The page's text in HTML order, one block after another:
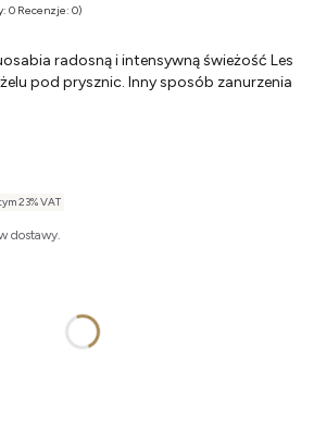
0 Recenzje: 0)
radosną i intensywną świeżość Les
pod prysznic. Inny sposób zanurzenia
23% VAT
23%VAT
dostawy.